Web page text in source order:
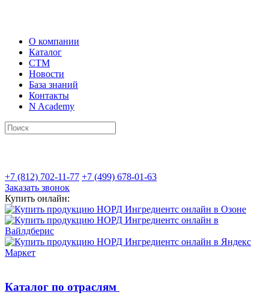
О компании
Каталог
СТМ
Новости
База знаний
Контакты
N Academy
+7 (812) 702-11-77 +7 (499) 678-01-63
Заказать звонок
Купить онлайн:
Каталог по отраслям